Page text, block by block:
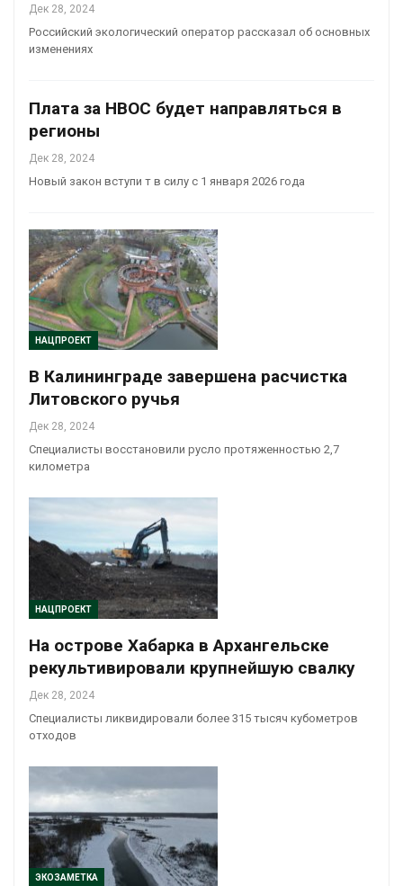
Дек 28, 2024
Российский экологический оператор рассказал об основных
изменениях
Плата за НВОС будет направляться в
регионы
Дек 28, 2024
Новый закон вступи т в силу с 1 января 2026 года
НАЦПРОЕКТ
В Калининграде завершена расчистка
Литовского ручья
Дек 28, 2024
Специалисты восстановили русло протяженностью 2,7
километра
НАЦПРОЕКТ
На острове Хабарка в Архангельске
рекультивировали крупнейшую свалку
Дек 28, 2024
Специалисты ликвидировали более 315 тысяч кубометров
отходов
ЭКОЗАМЕТКА